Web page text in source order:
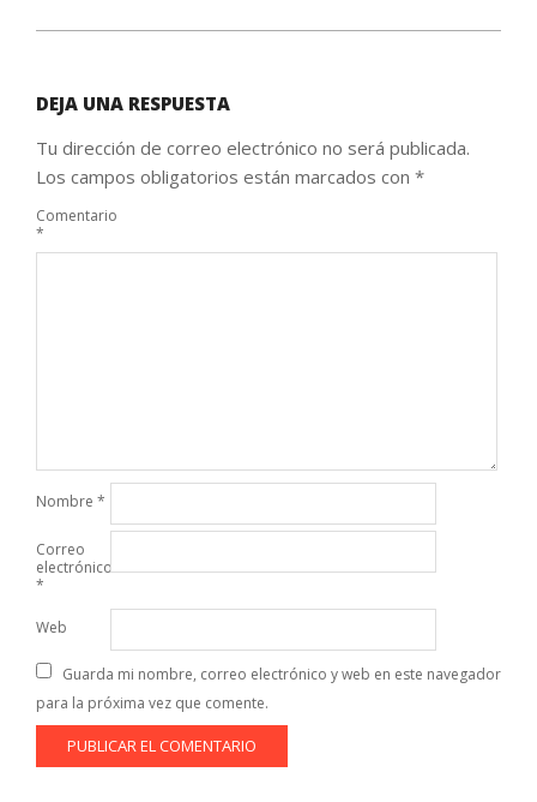
DEJA UNA RESPUESTA
Tu dirección de correo electrónico no será publicada.
Los campos obligatorios están marcados con *
Comentario
*
Nombre *
Correo
electrónico
*
Web
Guarda mi nombre, correo electrónico y web en este navegador
para la próxima vez que comente.